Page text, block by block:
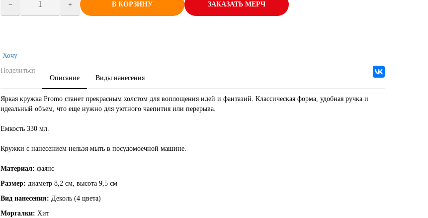
В КОРЗИНУ ЗАКАЗАТЬ МЕРЧ
Хочу
Поделиться
Описание
Виды нанесения
Яркая кружка Promo станет прекрасным холстом для воплощения идей и фантазий. Классическая форма, удобная ручка и
идеальный объем, что еще нужно для уютного чаепития или перерыва.
Емкость 330 мл.
Кружки с нанесением нельзя мыть в посудомоечной машине.
Материал: фаянс
Размер: диаметр 8,2 см, высота 9,5 см
Вид нанесения: Деколь (4 цвета)
Моргалки: Хит